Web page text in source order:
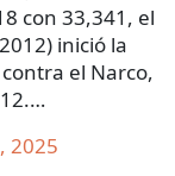
con 33,341, el
inició la
el Narco,
2025